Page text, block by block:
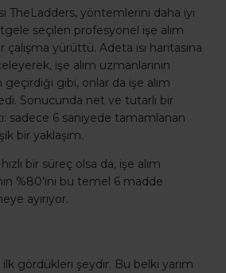
TheLadders, yöntemlerini daha iyi
seçilen profesyonel işe alım
yürüttü. Adeta ısı haritasına
işe alım uzmanlarının
gibi, onlar da işe alım
Sonucunda net ve tutarlı bir
sadece 6 saniyede tamamlanan
bir yaklaşım.
bir süreç olsa da, işe alım
%80’ini bu temel 6 madde
ayırıyor.
ilk gördükleri şeydir. Bu belki yarım